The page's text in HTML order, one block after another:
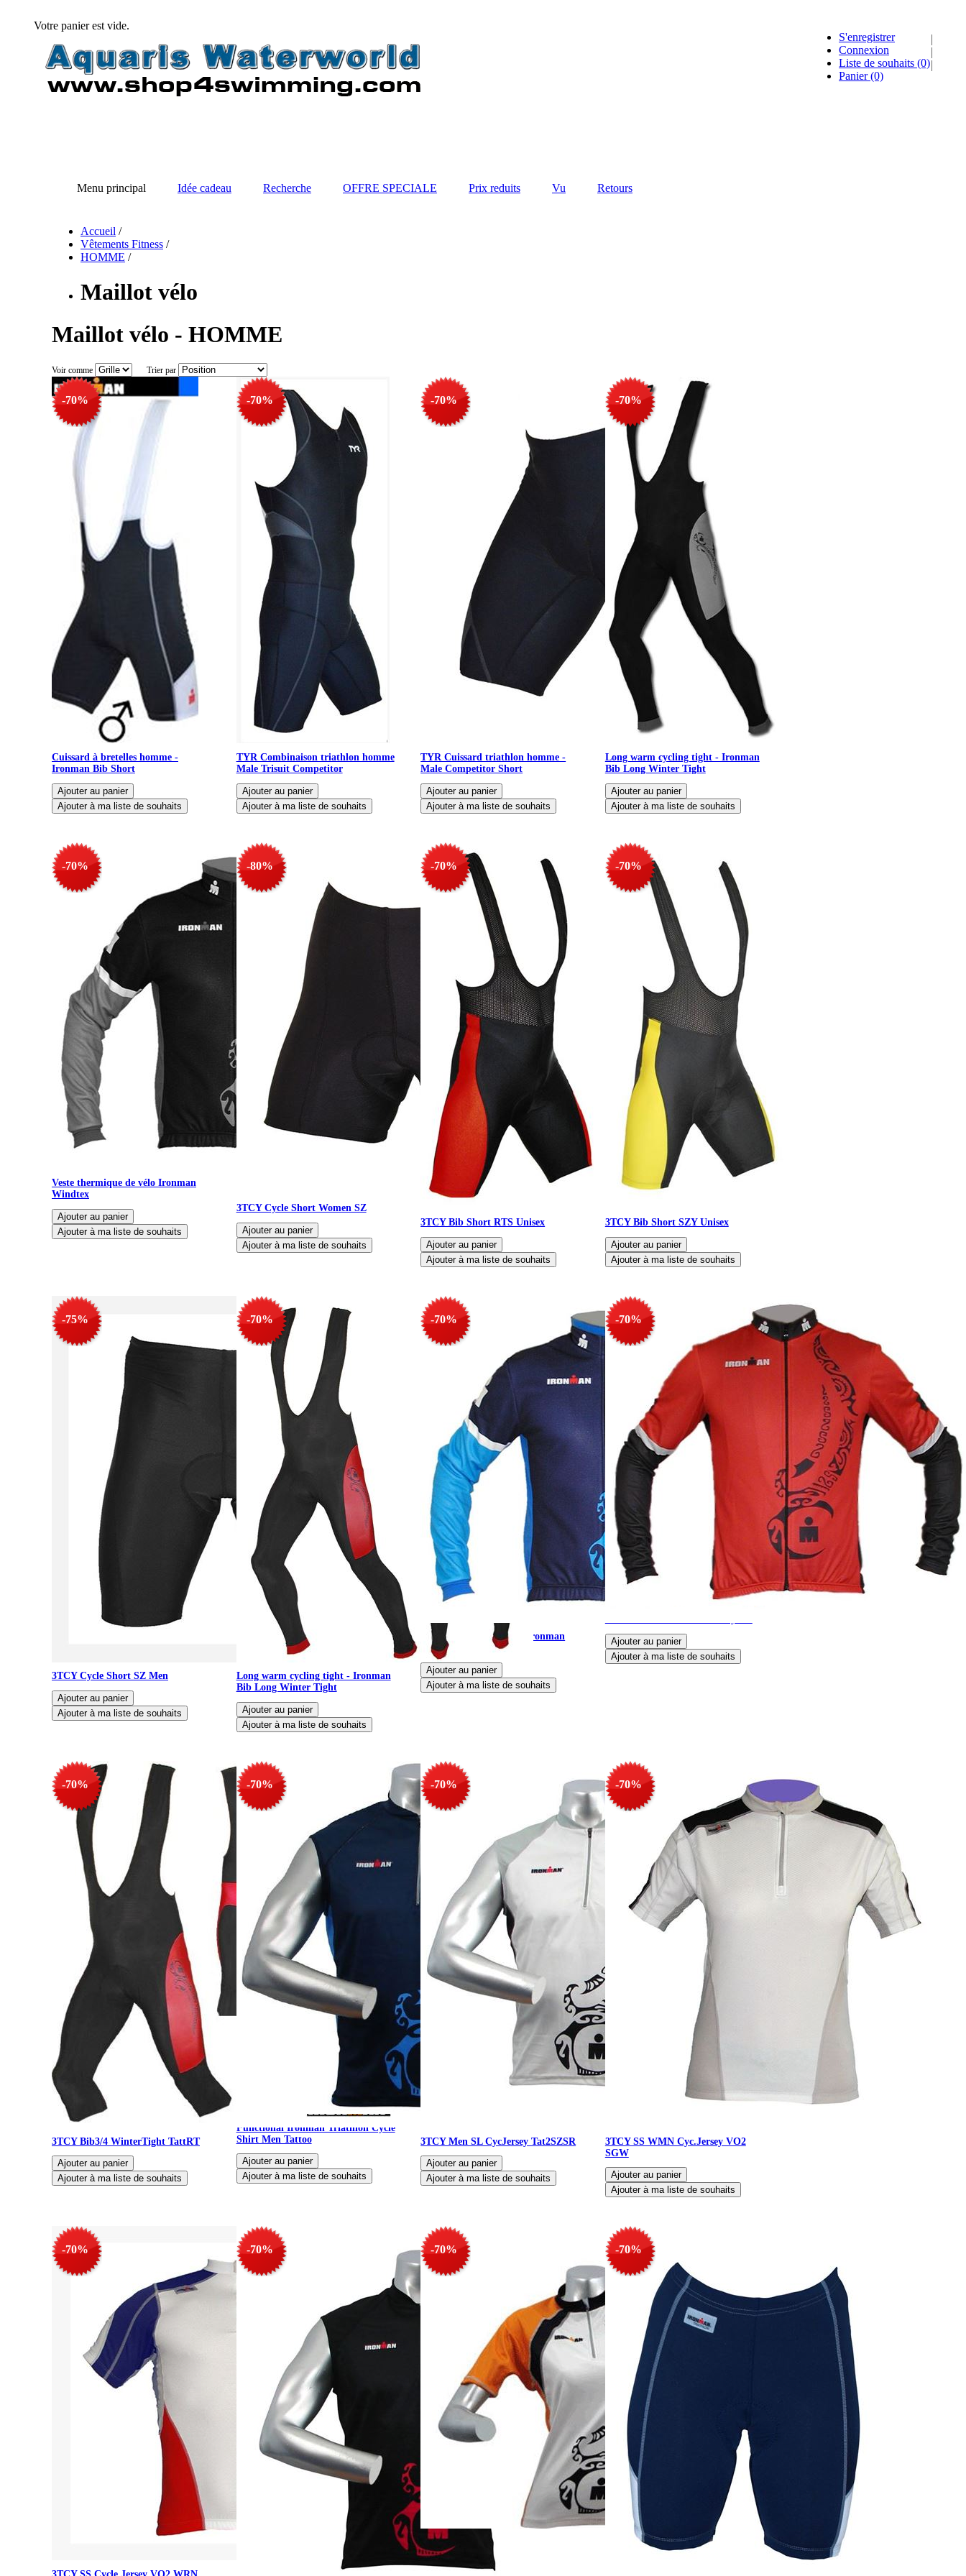
S'enregistrer
Connexion
Liste de souhaits (0)
Panier (0)
Votre panier est vide.
Menu principal Idée cadeau Recherche OFFRE SPECIALE Prix reduits Vu Retours
Accueil /
Vêtements Fitness /
HOMME /
Maillot vélo
Maillot vélo - HOMME
Voir comme Trier par
-70%
Cuissard à bretelles homme -
Ironman Bib Short
-70%
TYR Combinaison triathlon homme
Male Trisuit Competitor
-70%
TYR Cuissard triathlon homme -
Male Competitor Short
-70%
Long warm cycling tight - Ironman
Bib Long Winter Tight
-70%
Veste thermique de vélo Ironman
Windtex
-80%
3TCY Cycle Short Women SZ
-70%
3TCY Bib Short RTS Unisex
-70%
3TCY Bib Short SZY Unisex
-75%
3TCY Cycle Short SZ Men
-70%
Long warm cycling tight - Ironman
Bib Long Winter Tight
-70%
Veste thermique de vélo Ironman
Windtex
-70%
-70%
3TCY Bib3/4 WinterTight TattRT
-70%
Functional Ironman Triathlon Cycle
Shirt Men Tattoo
-70%
3TCY Men SL CycJersey Tat2SZSR
-70%
3TCY SS WMN Cyc.Jersey VO2
SGW
-70% -70% -70%
3TTP WMN SS CycJersey Tat2SZOR
-70%